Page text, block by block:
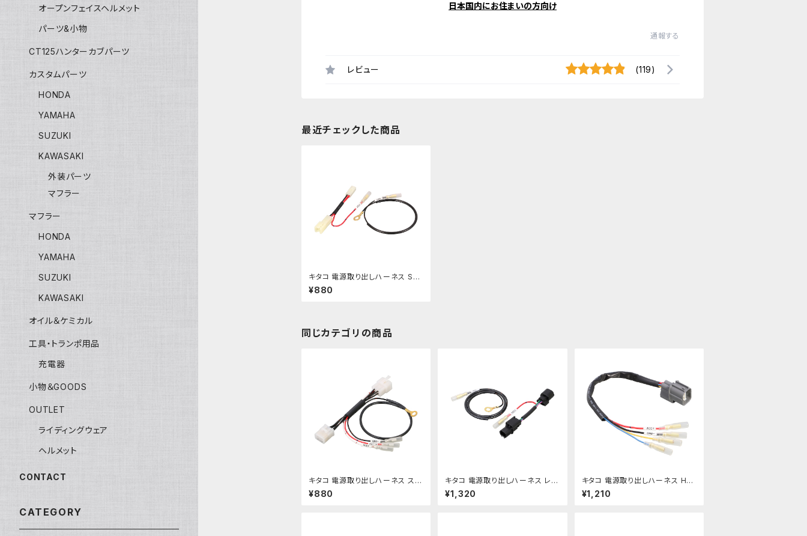
日本国内にお住まいの方向け
通報する
レビュー (119)
最近チェックした商品
キタコ 電源取り出しハーネス SR
400 etc 【756-9000320】
¥880
同じカテゴリの商品
キタコ 電源取り出しハーネス スー
パーカブ50/110 etc【756-1436
900】
¥880
キタコ 電源取り出しハーネス レブ
ル250 etc【756-1860900】
¥1,320
キタコ 電源取り出しハーネス HR
Cグロム etc【756-1443910】
¥1,210
オープンフェイスヘルメット
パーツ&小物
CT125ハンターカブパーツ
カスタムパーツ
HONDA
YAMAHA
SUZUKI
KAWASAKI
外装パーツ
マフラー
マフラー
HONDA
YAMAHA
SUZUKI
KAWASAKI
オイル＆ケミカル
工具・トランポ用品
充電器
小物＆GOODS
OUTLET
ライディングウェア
ヘルメット
CONTACT
CATEGORY